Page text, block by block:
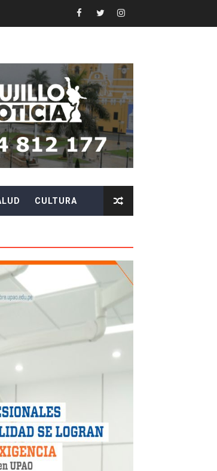
EN CHAO Y VIRÚ
LA ATENCIÓN ANTE PROBLEMAS ELÉCTRICOS
para toda su familia
Y ESTAFAS
A REPORTARLOS
DE HIDRANDINA
en premios
semestre de 2026
el primer semestre de 2026
DE HIDRANDINA
no estés en casa
CULTURA